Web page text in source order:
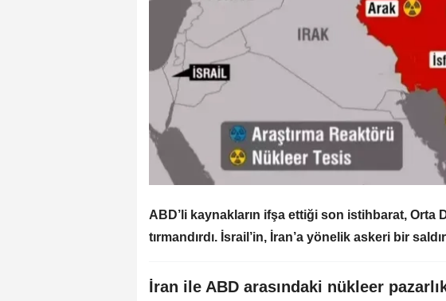
ABD’li kaynakların ifşa ettiği son istihbarat, Orta
tırmandırdı. İsrail’in, İran’a yönelik askeri bir
İran ile ABD arasındaki nükleer